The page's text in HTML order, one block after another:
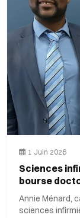
1 Juin 2026
Sciences
bourse
Annie Ménard,
sciences